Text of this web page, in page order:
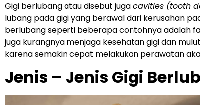
Gigi berlubang atau disebut juga cavities (tooth
lubang pada gigi yang berawal dari kerusahan
berlubang seperti beberapa contohnya adalah
juga kurangnya menjaga kesehatan gigi dan
karena semakin cepat melakukan perawatan
Jenis – Jenis Gigi